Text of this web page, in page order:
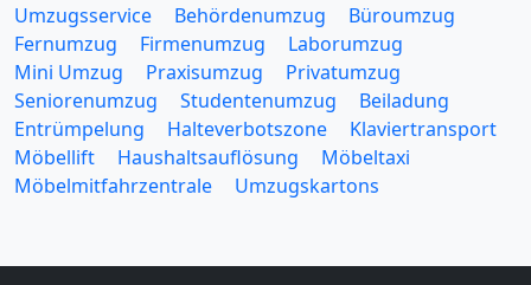
Umzugsservice Behördenumzug
Büroumzug
Fernumzug
Firmenumzug
Laborumzug
Mini Umzug
Praxisumzug
Privatumzug
Seniorenumzug
Studentenumzug
Beiladung
Entrümpelung
Halteverbotszone
Klaviertransport
Möbellift
Haushaltsauflösung
Möbeltaxi
Möbelmitfahrzentrale
Umzugskartons